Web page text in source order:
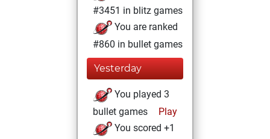
#3451 in blitz games
You are ranked
#860 in bullet games
Yesterday
You played 3
bullet games
Play
You scored +1